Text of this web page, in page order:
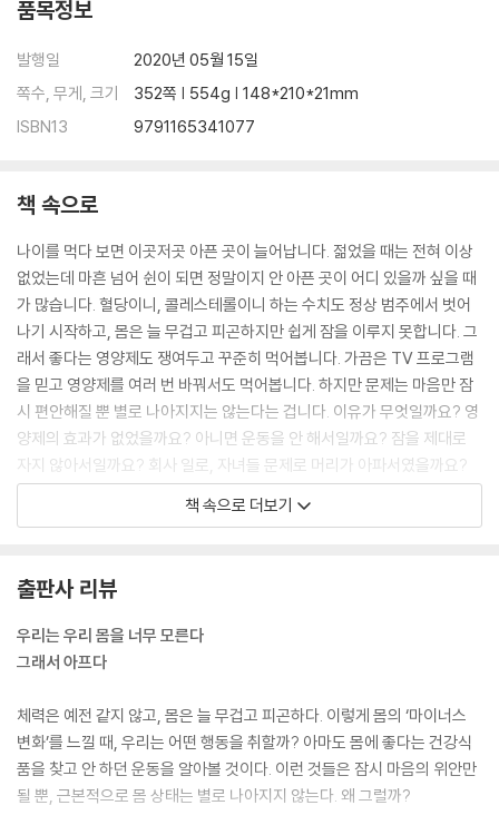
08 섭생의 최전선, 위와 식도_181
가슴 통증, 역류성 식도염일 수 있다 · 위산과다와 위산부족, 쉽게 구별하
높은 이유 · 여러 가지 위 검사 방법
살려도 몸이 살아난다 · 약해진 장을 해독하는 ‘5R 시스템’ · 내시경 결과는
정상인데, 왜 배가 아플까?
10 장수의 기본조건, 뼈와 근육_211
우리가 잘 몰랐던 뼈와 근육의 일 · 중년의 공포, 뼈에 구멍이 생기는 이유 ·
사코페니아, 근육이 줄어드는 병 · 근육이 사라질 때 혈관에 생기는 일 · 나
이 들어도 팔팔할 수 있는 적정 근육량 · 근육의 감소는 통증을 유발한다 ·
목디스크를 예방하기 위한 거북목 진단법 · 만성적인 허리 통증, 허리디스
크일까? · 중년에 찾아오는 불편한 손님, 오십견
11 몸 밖 세상과 연결된 통로, 눈, 귀, 코_235
시력을 떨어트리는 안구건조증 · 녹내장은 왜 생기는 걸까? · 안과검진 소
홀했다가 걸릴 수 있는 치명적 질환 · 이명은 불치병이 아니다 · 날씨가 추
은 이유 · 탈모 클리닉에 가면 꼭 지키라고 하는 것들
Part 3 노화를 이기는 몸
아침을 먹는 것보다 더 중요한 것 · 하루에 몇 끼를 먹는 것이 좋을까? · 세
포 청소부를 움직이게 하는 ‘공복’ · 건강을 위해 간헐적 단식은 필요하다 ·
채식은 정말 건강에 좋을까? · 물도 건강하게 먹는 방법이 있다 · 적당한 음
주가 건강에 좋다는 말의 진실 · 블랙커피가 간암을 예방해줄까? · 커피를
품목정보
발행일
2020년 05월 15일
쪽수, 무게, 크기
352쪽 | 554g | 148*210*21mm
ISBN13
9791165341077
책 속으로
나이를 먹다 보면 이곳저곳 아픈 곳이 늘어납니다. 젊었을 때는 전혀 이상
없었는데 마흔 넘어 쉰이 되면 정말이지 안 아픈 곳이 어디 있을까 싶을 때
가 많습니다. 혈당이니, 콜레스테롤이니 하는 수치도 정상 범주에서 벗어
나기 시작하고, 몸은 늘 무겁고 피곤하지만 쉽게 잠을 이루지 못합니다. 그
래서 좋다는 영양제도 쟁여두고 꾸준히 먹어봅니다. 가끔은 TV 프로그램
을 믿고 영양제를 여러 번 바꿔서도 먹어봅니다. 하지만 문제는 마음만 잠
시 편안해질 뿐 별로 나아지지는 않는다는 겁니다. 이유가 무엇일까요? 영
양제의 효과가 없었을까요? 아니면 운동을 안 해서일까요? 잠을 제대로
자지 않아서일까요? 회사 일로, 자녀들 문제로 머리가 아파서였을까요?
답은 ‘모두 다’입니다. 그리고 또 있습니다. 우리가 우리 몸을 너무도 모른
다는 사실 입니다. 우리 신체가 가진 기능을 제대로 모르기 때문에 자신에
---「우리는 몸을 너무 모른다, 그래서 몸이 아프다」중에서
미세염증이 생기는 이유는 무엇일까요? 우리 몸의 세포가 상처를 받거나
로 어쩔 수 없이 발생되는 작은 염증반응입니다. 그러므로 세포가 자주 손
상받을 수록 미세염증이 잘 생깁니다. (…) 혈관 질환도 결국 미세염증과
관련되어 있습니다. 나쁜 콜레스테롤이 높으면 혈관 질환이 잘 생긴다고
알려져 있습니다. 그런데 콜레스테롤 자체가 혈관을 막는 것은 아닙니다.
순수한 콜레스테롤은 각종 호르몬의 원료로 쓰이면서 혈관을 돌아다닙니
책 속으로 더보기
출판사 리뷰
우리는 우리 몸을 너무 모른다
그래서 아프다
체력은 예전 같지 않고, 몸은 늘 무겁고 피곤하다. 이렇게 몸의 ‘마이너스
변화’를 느낄 때, 우리는 어떤 행동을 취할까? 아마도 몸에 좋다는 건강식
품을 찾고 안 하던 운동을 알아볼 것이다. 이런 것들은 잠시 마음의 위안만
될 뿐, 근본적으로 몸 상태는 별로 나아지지 않는다. 왜 그럴까?